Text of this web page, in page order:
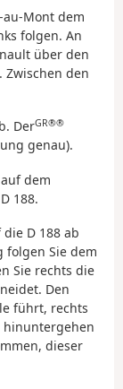
Mont dem
folgen. An
über den
Zwischen den
DerGR®®
genau).
dem
188.
D 188 ab
folgen Sie dem
Sie rechts die
Den
führt, rechts
hinuntergehen
dieser